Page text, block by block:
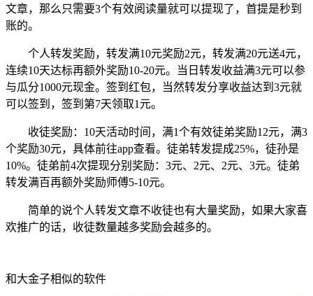
文章，那么只需要3个有效阅读量就可以提现了，首提是秒到
账的。
个人转发奖励，转发满10元奖励2元，转发满20元送4元，
连续10天达标再额外奖励10-20元。当日转发收益满3元可以参
与瓜分1000元现金。签到红包，当然转发分享收益达到3元就
可以签到，签到第7天领取1元。
收徒奖励：10天活动时间，满1个有效徒弟奖励12元，满3
个奖励30元，具体前往app查看。徒弟转发提成25%，徒孙是
10%。徒弟前4次提现分别奖励：3元、2元、2元、3元。徒弟
转发满百再额外奖励师傅5-10元。
简单的说个人转发文章不收徒也有大量奖励，如果大家喜
欢推广的话，收徒数量越多奖励会越多的。
和大金子相似的软件